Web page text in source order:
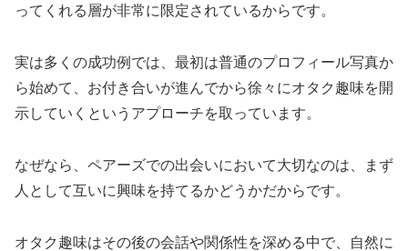
ってくれる層が非常に限定されているからです。
実は多くの成功例では、最初は普通のプロフィール写真か
ら始めて、お付き合いが進んでから徐々にオタク趣味を開
示していくというアプローチを取っています。
なぜなら、ペアーズでの出会いにおいて大切なのは、まず
人として互いに興味を持てるかどうかだからです。
オタク趣味はその後の会話や関係性を深める中で、自然に